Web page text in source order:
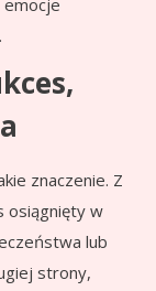
emocje
znaczenie. Z
osiągnięty w
lub
strony,